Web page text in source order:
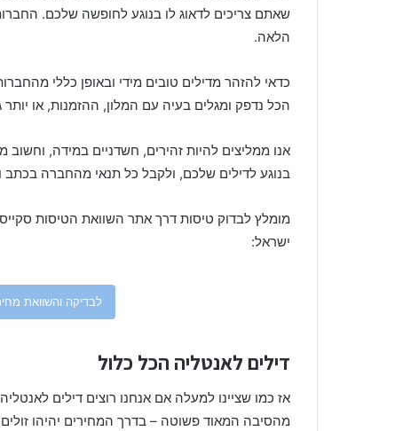
שאתם צריכים לדאוג לו בנוגע לחופשה שלכם.
הלאה.
כדאי להזהר מדילים טובים מידי ובאופן כללי
הכל נדפק ומגלים בעיה עם המלון, ההזמנות, או
אנו ממליצים להיות זהירים, חשדניים במידה,
בנוגע לדילים שלכם, ולקבל כל תנאי מהחברה
מומלץ לבדוק טיסות דרך אתר השוואת הטיסות
ישראל:
לבדיקה והשוואת
דילים לאנטליה הכל כלול
אז כמו שציינו למעלה אם אנחנו רוצים דילים
מהסיבה המאוד פשוטה – בדרך המחירים יהיהו